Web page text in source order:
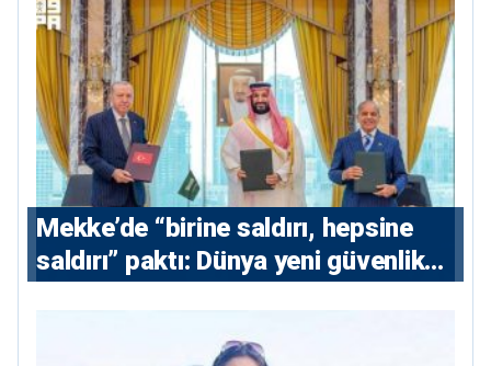
Mekke’de “birine saldırı, hepsine
saldırı” paktı: Dünya yeni güvenlik